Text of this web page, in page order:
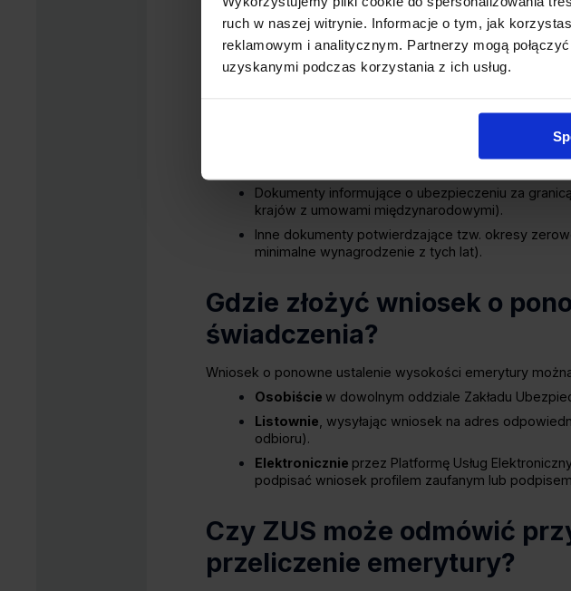
ruch w naszej witrynie. Informacje o tym, jak
reklamowym i analitycznym. Partnerzy mogą
uzyskanymi podczas korzystania z ich usług.
Świadectwa pracylub inne dokumenty
książeczka wojskowa, zaświadczenie wojskowej
potwierdzające służbę wojskową, legitymacje
zasiłku dla bezrobotnych czy prowadzenia
chorobowego, opieki nad dzieckiem, studiów
Dokumenty informujące o ubezpieczeniu za
krajów z umowami międzynarodowymi).
Inne dokumenty potwierdzające tzw. okresy
minimalne wynagrodzenie z tych lat).
Gdzie złożyć wniosek o
świadczenia?
Wniosek o ponowne ustalenie wysokości emerytury
Osobiście w dowolnym oddziale Zakładu
Listownie , wysyłając wniosek na adres
odbioru).
Elektronicznie przez Platformę Usług
podpisać wniosek profilem zaufanym lub
Czy ZUS może odmówić
przeliczenie emerytury?